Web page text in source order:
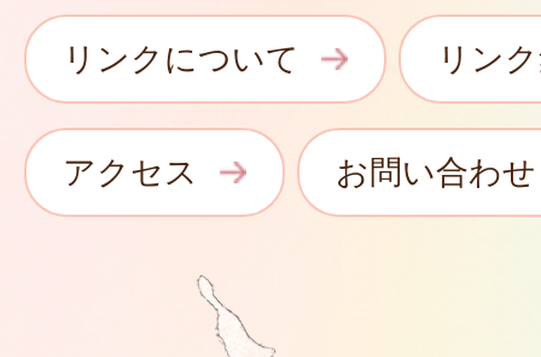
リンクについて リン
アクセス お問い合わせ